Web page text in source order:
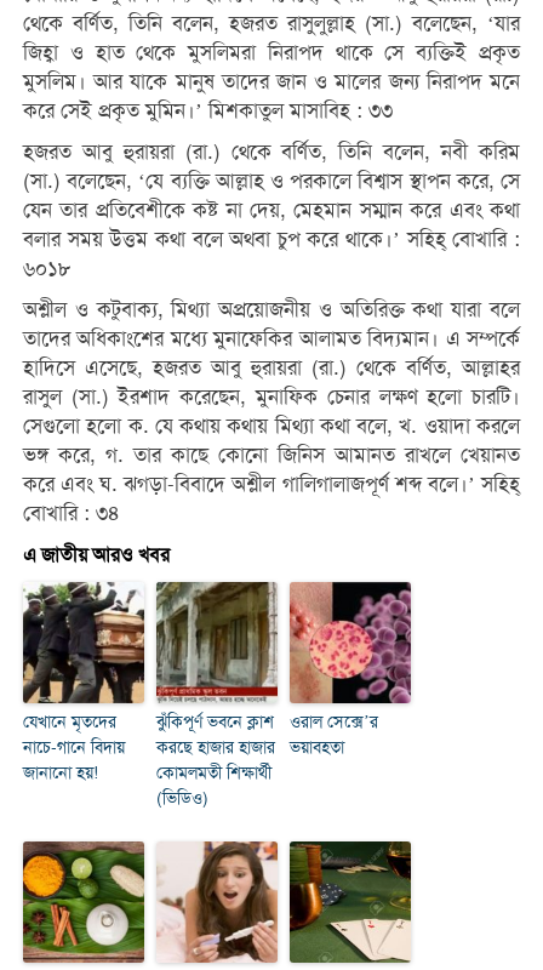
থেকে বর্ণিত, তিনি বলেন, হজরত রাসুলুল্লাহ (সা.) বলেছেন, ‘যার
জিহ্বা ও হাত থেকে মুসলিমরা নিরাপদ থাকে সে ব্যক্তিই প্রকৃত
মুসলিম। আর যাকে মানুষ তাদের জান ও মালের জন্য নিরাপদ মনে
করে সেই প্রকৃত মুমিন।’ মিশকাতুল মাসাবিহ : ৩৩
হজরত আবু হুরায়রা (রা.) থেকে বর্ণিত, তিনি বলেন, নবী করিম
(সা.) বলেছেন, ‘যে ব্যক্তি আল্লাহ ও পরকালে বিশ্বাস স্থাপন করে, সে
যেন তার প্রতিবেশীকে কষ্ট না দেয়, মেহমান সম্মান করে এবং কথা
বলার সময় উত্তম কথা বলে অথবা চুপ করে থাকে।’ সহিহ্ বোখারি :
৬০১৮
অশ্লীল ও কটুবাক্য, মিথ্যা অপ্রয়োজনীয় ও অতিরিক্ত কথা যারা বলে
তাদের অধিকাংশের মধ্যে মুনাফেকির আলামত বিদ্যমান। এ সম্পর্কে
হাদিসে এসেছে, হজরত আবু হুরায়রা (রা.) থেকে বর্ণিত, আল্লাহর
রাসুল (সা.) ইরশাদ করেছেন, মুনাফিক চেনার লক্ষণ হলো চারটি।
সেগুলো হলো ক. যে কথায় কথায় মিথ্যা কথা বলে, খ. ওয়াদা করলে
ভঙ্গ করে, গ. তার কাছে কোনো জিনিস আমানত রাখলে খেয়ানত
করে এবং ঘ. ঝগড়া-বিবাদে অশ্লীল গালিগালাজপূর্ণ শব্দ বলে।’ সহিহ্
বোখারি : ৩৪
এ জাতীয় আরও খবর
যেখানে মৃতদের
নাচে-গানে বিদায়
জানানো হয়!
ঝুঁকিপূর্ণ ভবনে ক্লাশ
করছে হাজার হাজার
কোমলমতী শিক্ষার্থী
(ভিডিও)
ওরাল সেক্সে’র
ভয়াবহতা